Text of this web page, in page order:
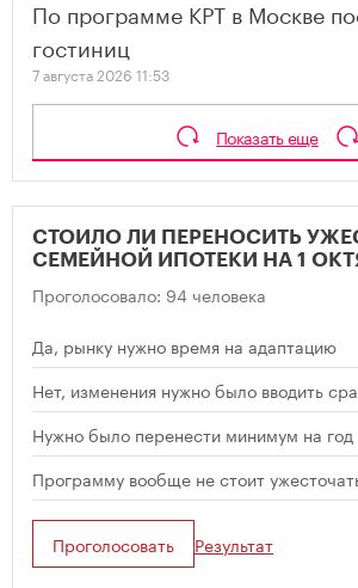
По программе КРТ в Москве
гостиниц
7 августа 2026 11:53
Показать еще
СТОИЛО ЛИ ПЕРЕНОСИТЬ
СЕМЕЙНОЙ ИПОТЕКИ НА 1
Проголосовало: 94 человека
Да, рынку нужно время на адаптацию
Нет, изменения нужно было вводить
Нужно было перенести минимум на год
Программу вообще не стоит
Проголосовать Результат